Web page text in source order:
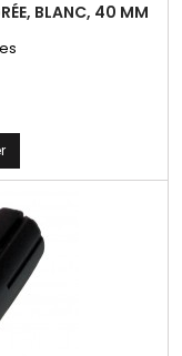
BLANC, 40 MM